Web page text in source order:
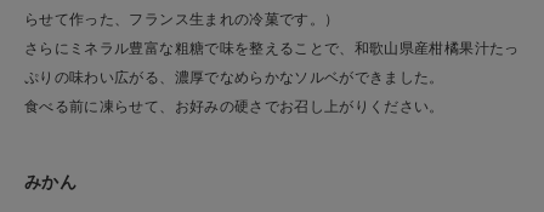
らせて作った、フランス生まれの冷菓です。）
さらにミネラル豊富な粗糖で味を整えることで、和歌山県産柑橘果汁たっ
ぷりの味わい広がる、濃厚でなめらかなソルベができました。
食べる前に凍らせて、お好みの硬さでお召し上がりください。
みかん